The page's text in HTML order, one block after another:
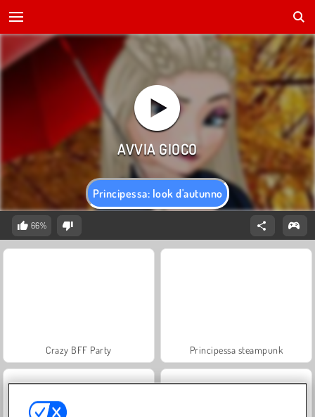
Principessa: look d'autunno
66%
Crazy BFF Party Principessa steampunk